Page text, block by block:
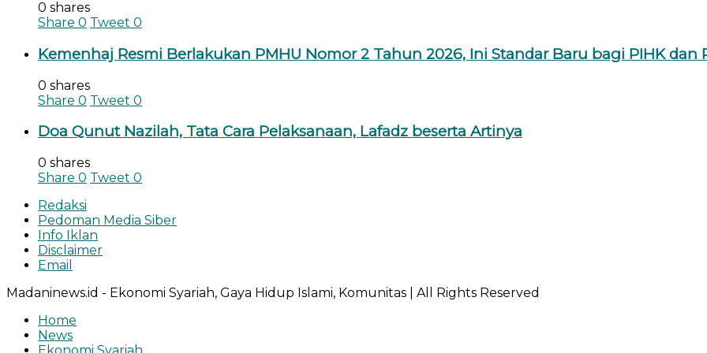
0 shares
Share 0 Tweet 0
Kemenhaj Resmi Berlakukan PMHU Nomor 2 Tahun 2026, Ini Standar Baru bagi PIHK dan
0 shares
Share 0 Tweet 0
Doa Qunut Nazilah, Tata Cara Pelaksanaan, Lafadz beserta Artinya
0 shares
Share 0 Tweet 0
Redaksi
Pedoman Media Siber
Info Iklan
Disclaimer
Email
Madaninews.id - Ekonomi Syariah, Gaya Hidup Islami, Komunitas | All Rights Reserved
Home
News